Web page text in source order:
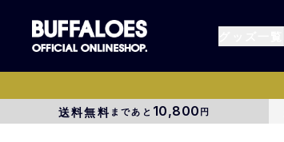
すべてのグッズ
送料無料まであと 10,800円